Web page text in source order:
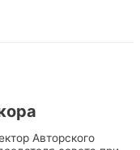
Авторского